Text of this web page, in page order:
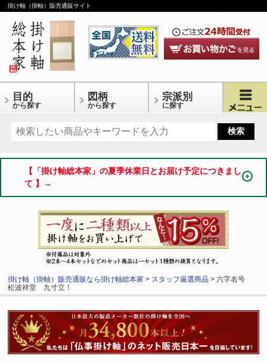
掛け軸（掛軸）販売通販サイト
目的
から探す
図柄
から探す
宗派別
に探す
【「掛け軸総本家」の夏季休業日とお届け予定につきまし
て 】→
掛け軸（掛軸）販売通販なら掛け軸総本家 > スタッフ厳選商品 > 六字名号
松波祥堂 九寸立！